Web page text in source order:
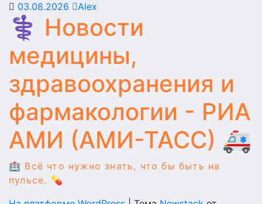
03.08.2026 Alex
⚕️ Новости
медицины,
здравоохранения и
фармакологии - РИА
АМИ (АМИ-ТАСС) 🚑
🏥 Всё что нужно знать, что бы быть на
пульсе. 💊